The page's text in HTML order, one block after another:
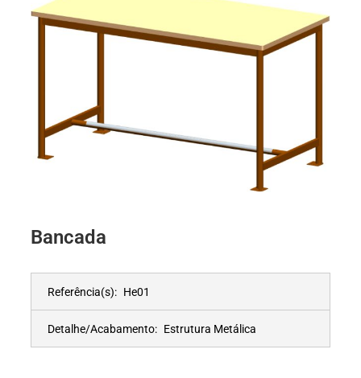
Bancada
Referência(s): He01
Detalhe/Acabamento: Estrutura Metálica